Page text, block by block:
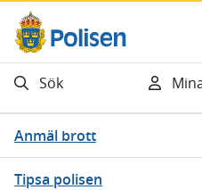
Gå direkt till innehåll
Sök
Anmäl brott
Tipsa polisen